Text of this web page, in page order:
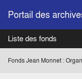
Portail des
Liste des fonds